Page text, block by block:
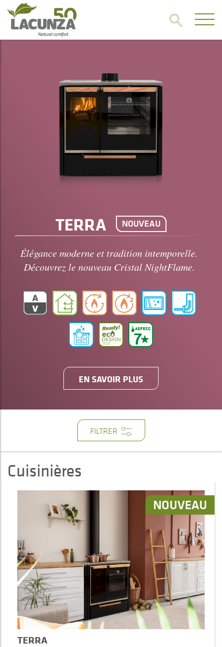
TERRA NOUVEAU
Élégance moderne et tradition intemporelle.
Découvrez le nouveau Cristal NightFlame.
EN SAVOIR PLUS
FILTRER
Cuisinières
NOUVEAU
TERRA